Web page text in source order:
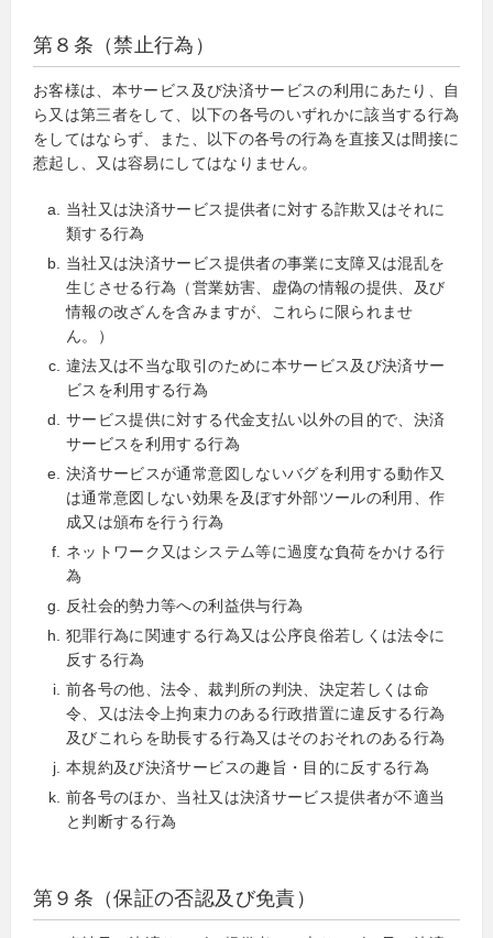
第８条（禁止行為）
お客様は、本サービス及び決済サービスの利用にあたり、自
ら又は第三者をして、以下の各号のいずれかに該当する行為
をしてはならず、また、以下の各号の行為を直接又は間接に
惹起し、又は容易にしてはなりません。
当社又は決済サービス提供者に対する詐欺又はそれに
類する行為
当社又は決済サービス提供者の事業に支障又は混乱を
生じさせる行為（営業妨害、虚偽の情報の提供、及び
情報の改ざんを含みますが、これらに限られませ
ん。）
違法又は不当な取引のために本サービス及び決済サー
ビスを利用する行為
サービス提供に対する代金支払い以外の目的で、決済
サービスを利用する行為
決済サービスが通常意図しないバグを利用する動作又
は通常意図しない効果を及ぼす外部ツールの利用、作
成又は頒布を行う行為
ネットワーク又はシステム等に過度な負荷をかける行
為
反社会的勢力等への利益供与行為
犯罪行為に関連する行為又は公序良俗若しくは法令に
反する行為
前各号の他、法令、裁判所の判決、決定若しくは命
令、又は法令上拘束力のある行政措置に違反する行為
及びこれらを助長する行為又はそのおそれのある行為
本規約及び決済サービスの趣旨・目的に反する行為
前各号のほか、当社又は決済サービス提供者が不適当
と判断する行為
第９条（保証の否認及び免責）